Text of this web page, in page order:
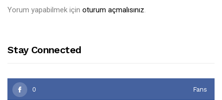
Yorum yapabilmek için oturum açmalısınız.
Stay Connected
0 Fans